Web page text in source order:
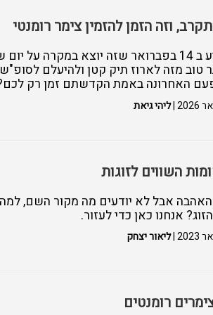
וזה הזמן להזמין צימר רומנטי
יום האהבה מגיע ב 14 בפברואר שזה יוצא
טוב מזה לארוז תיק קטן ולהיעלם
האחרונה באמת הקדשתם זמן רק
ליהי גיאת
השווים לזוגות
האהבה אבל לא יודעים מה מקור השם,
אנחנו כאן כדי לעזור.
ליאור יצחק